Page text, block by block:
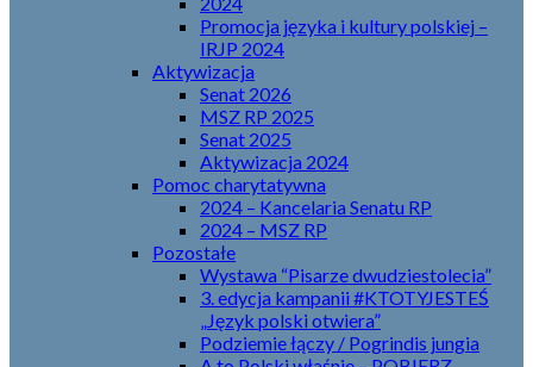
Promocja języka i kultury polskiej –
IRJP 2024
Aktywizacja
Senat 2026
MSZ RP 2025
Senat 2025
Aktywizacja 2024
Pomoc charytatywna
2024 – Kancelaria Senatu RP
2024 – MSZ RP
Pozostałe
Wystawa “Pisarze dwudziestolecia”
3. edycja kampanii #KTOTYJESTEŚ
„Język polski otwiera”
Podziemie łączy / Pogrindis jungia